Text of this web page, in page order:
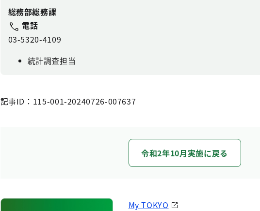
総務部総務課
電話
03-5320-4109
統計調査担当
記事ID：115-001-20240726-007637
令和2年10月実施に戻る
My TOKYO